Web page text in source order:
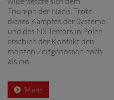
Triumph der Nazis. Trotz
dieses Kampfes der Systeme
und des NS-Terrors in Polen
erschien der Konflikt den
meisten Zeitgenossen noch
als ein ...
Mehr